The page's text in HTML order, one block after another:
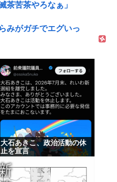
茶苦茶やろなぁ」
みがガチでエグいっ
大石あきこ、政治活動の休
止を宣言